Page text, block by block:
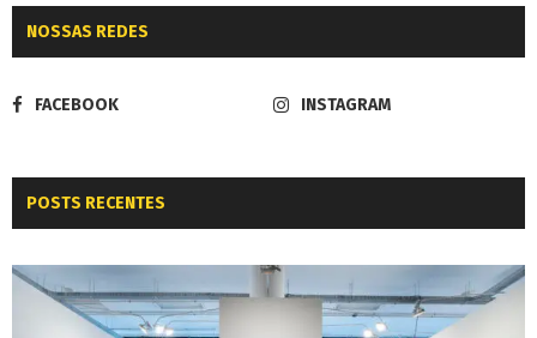
NOSSAS REDES
FACEBOOK INSTAGRAM
POSTS RECENTES